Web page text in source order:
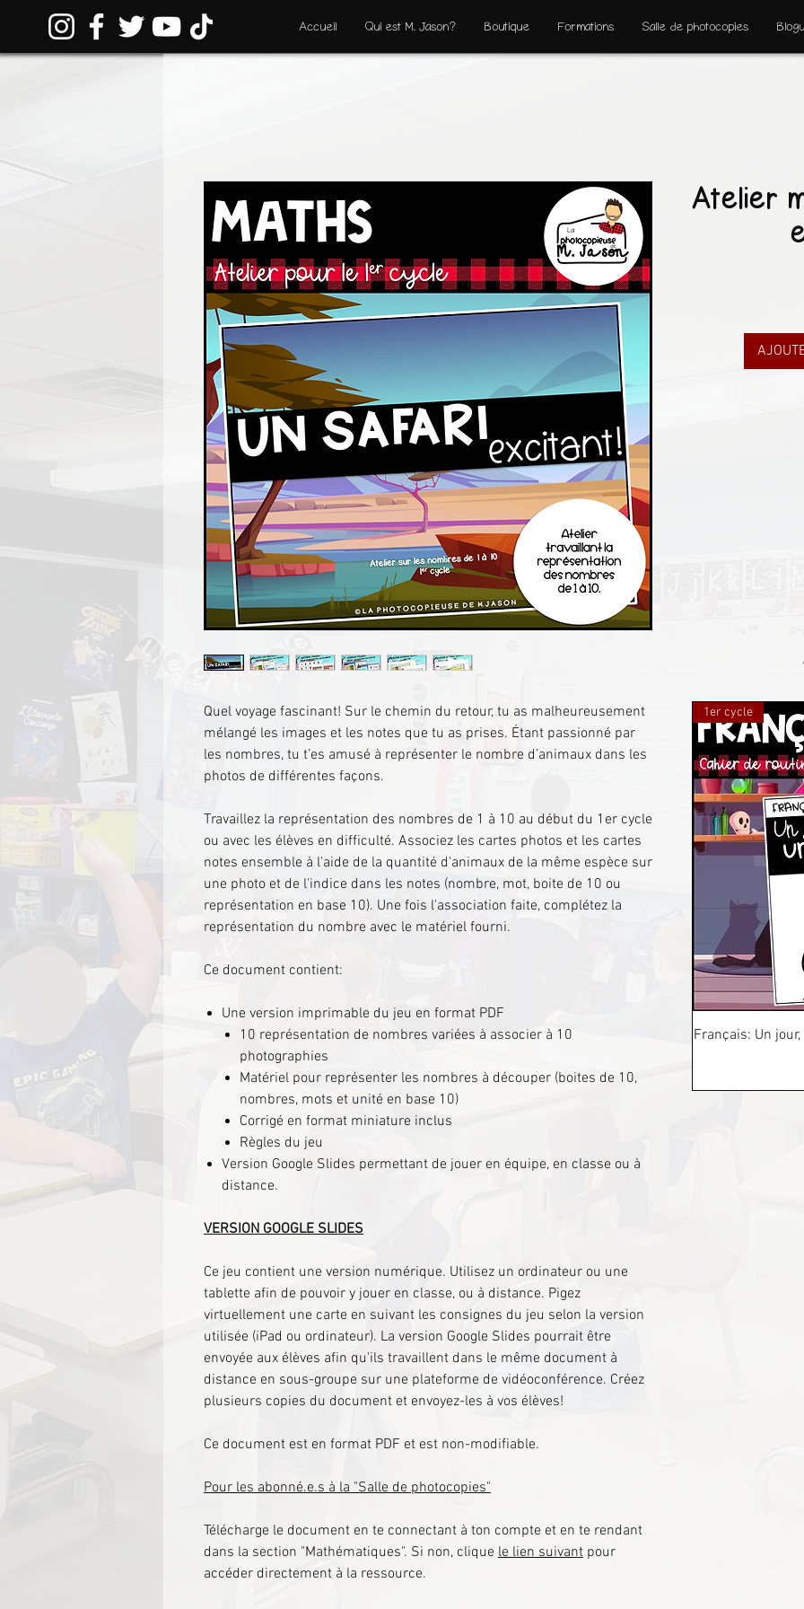
Accueil Qui est M. Jason? Boutique Formations Salle de photocopies
Quel voyage fascinant! Sur le chemin du retour, tu as malheureusement
mélangé les images et les notes que tu as prises. Étant passionné par
les nombres, tu t’es amusé à représenter le nombre d’animaux dans les
photos de différentes façons.
Travaillez la représentation des nombres de 1 à 10 au début du 1er cycle
ou avec les élèves en difficulté. Associez les cartes photos et les cartes
notes ensemble à l'aide de la quantité d'animaux de la même espèce sur
une photo et de l'indice dans les notes (nombre, mot, boite de 10 ou
représentation en base 10). Une fois l'association faite, complétez la
représentation du nombre avec le matériel fourni.
Ce document contient:
Une version imprimable du jeu en format PDF
10 représentation de nombres variées à associer à 10
photographies
Matériel pour représenter les nombres à découper (boites de 10,
nombres, mots et unité en base 10)
Corrigé en format miniature inclus
Règles du jeu
Version Google Slides permettant de jouer en équipe, en classe ou à
distance.
VERSION GOOGLE SLIDES
Ce jeu contient une version numérique. Utilisez un ordinateur ou une
tablette afin de pouvoir y jouer en classe, ou à distance. Pigez
virtuellement une carte en suivant les consignes du jeu selon la version
utilisée (iPad ou ordinateur). La version Google Slides pourrait être
envoyée aux élèves afin qu'ils travaillent dans le même document à
distance en sous-groupe sur une plateforme de vidéoconférence. Créez
plusieurs copies du document et envoyez-les à vos élèves!
Ce document est en format PDF et est non-modifiable.
Pour les abonné.e.s à la "Salle de photocopies"
Télécharge le document en te connectant à ton compte et en te rendant
dans la section "Mathématiques". Si non, clique le lien suivant pour
accéder directement à la ressource.
Atelier
1er cycle
Français: Un